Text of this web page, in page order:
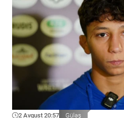
2 Avqust 20:57 Güləş